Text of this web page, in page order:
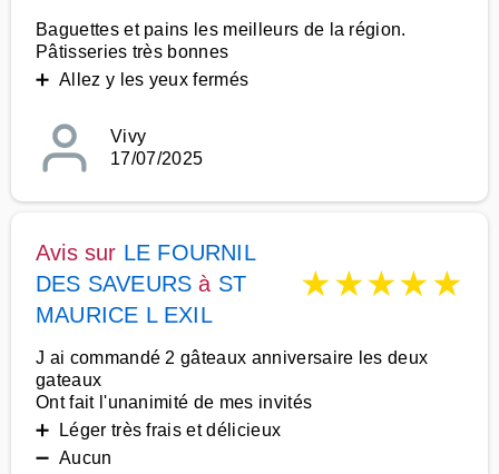
Baguettes et pains les meilleurs de la région.
Pâtisseries très bonnes
➕ Allez y les yeux fermés
Vivy
17/07/2025
Avis sur LE FOURNIL
DES SAVEURS à ST
MAURICE L EXIL
★★★★★
J ai commandé 2 gâteaux anniversaire les deux
gateaux
Ont fait l'unanimité de mes invités
➕ Léger très frais et délicieux
➖ Aucun